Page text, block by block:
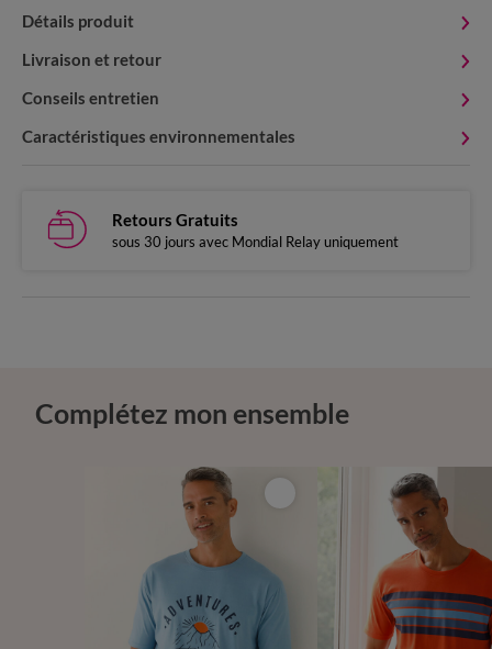
Détails produit
Livraison et retour
Conseils entretien
Caractéristiques environnementales
Retours Gratuits
sous 30 jours avec Mondial Relay uniquement
Complétez mon ensemble